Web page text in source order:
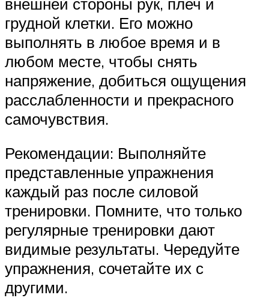
грудной клетки. Его можно
выполнять в любое время и в
любом месте, чтобы снять
напряжение, добиться ощущения
расслабленности и прекрасного
самочувствия.
Рекомендации: Выполняйте
представленные упражнения
каждый раз после силовой
тренировки. Помните, что только
регулярные тренировки дают
видимые результаты. Чередуйте
упражнения, сочетайте их с
другими.